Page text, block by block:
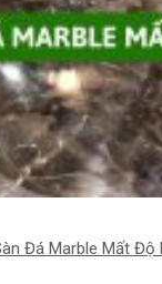
Đá Marble Mất Độ